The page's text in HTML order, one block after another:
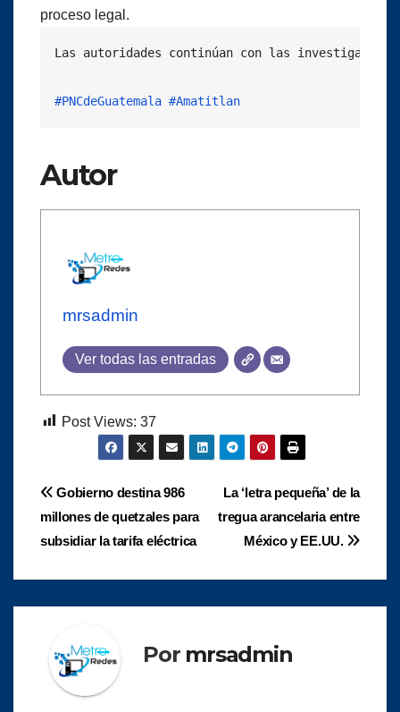
proceso legal.
Las autoridades continúan con las
#PNCdeGuatemala #Amatitlan
Autor
mrsadmin
Ver todas las entradas
Post Views: 37
Navegación
de
entradas
La ‘letra pequeña’ de la
tregua arancelaria entre
México y EE.UU.
Gobierno destina 986
millones de quetzales para
subsidiar la tarifa eléctrica
Por mrsadmin